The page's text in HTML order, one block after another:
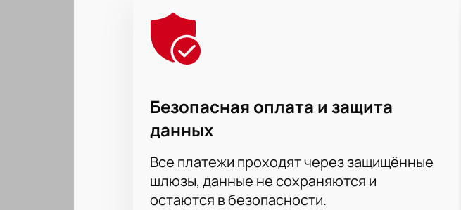
Безопасная оплата и защита
данных
Все платежи проходят через защищённые
шлюзы, данные не сохраняются и
остаются в безопасности.